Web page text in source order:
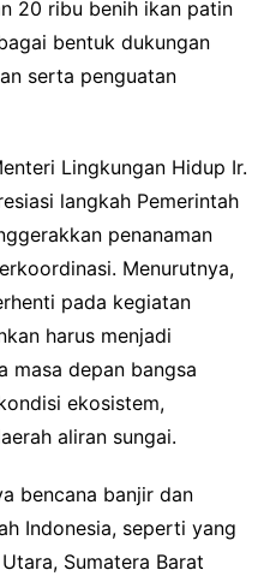
20 ribu benih ikan patin
bentuk dukungan
serta penguatan
Lingkungan Hidup Ir.
langkah Pemerintah
penanaman
Menurutnya,
pada kegiatan
harus menjadi
masa depan bangsa
ekosistem,
aliran sungai.
bencana banjir dan
Indonesia, seperti yang
Sumatera Barat